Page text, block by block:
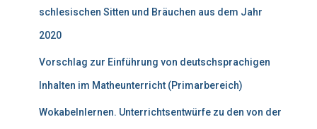
schlesischen Sitten und Bräuchen aus dem Jahr
2020
Vorschlag zur Einführung von deutschsprachigen
Inhalten im Matheunterricht (Primarbereich)
Wokabelnlernen. Unterrichtsentwürfe zu den von der